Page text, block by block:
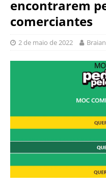
encontrarem
comerciantes
2 de maio de 2022